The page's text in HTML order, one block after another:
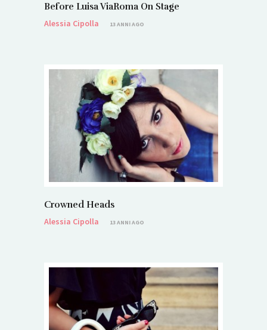
Before Luisa ViaRoma On Stage
Alessia Cipolla
13 ANNI AGO
Crowned Heads
Alessia Cipolla
13 ANNI AGO